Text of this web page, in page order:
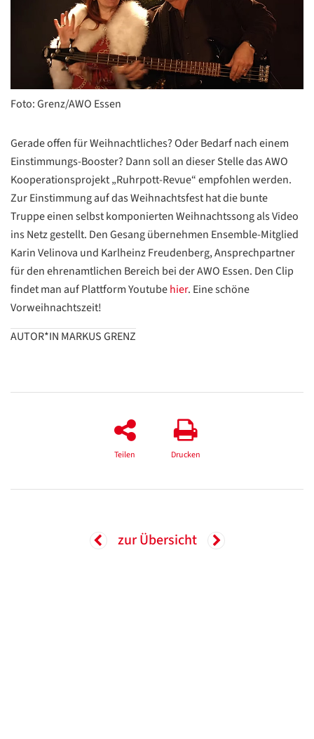
Foto: Grenz/AWO Essen
Gerade offen für Weihnachtliches? Oder Bedarf nach einem
Einstimmungs-Booster? Dann soll an dieser Stelle das AWO
Kooperationsprojekt „Ruhrpott-Revue“ empfohlen werden.
Zur Einstimmung auf das Weihnachtsfest hat die bunte
Truppe einen selbst komponierten Weihnachtssong als Video
ins Netz gestellt. Den Gesang übernehmen Ensemble-Mitglied
Karin Velinova und Karlheinz Freudenberg, Ansprechpartner
für den ehrenamtlichen Bereich bei der AWO Essen. Den Clip
findet man auf Plattform Youtubehier. Eine schöne
Vorweihnachtszeit!
AUTOR*IN MARKUS GRENZ
Teilen Drucken
zur Übersicht
Datenschutzerklärung
ZURÜCK
Datenschutzerklärung
Datenschutzerklärung
Übersetzen
ZURÜCK